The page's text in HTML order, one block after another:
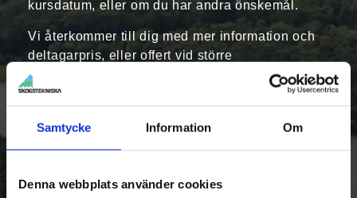
Samtycke Information Om
Denna webbplats använder cookies
kursdatum, eller om du har andra önskemål.
Vi återkommer till dig med mer information och
deltagarpris, eller offert vid större
gruppbokningar.
Teoretiskt och praktiskt prov
Efter avslutad utbildning kommer du att
Om du klarar tentamen godkänns du och får ett